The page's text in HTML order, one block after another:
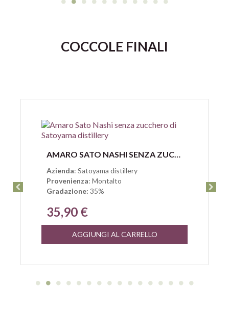
COCCOLE FINALI
Anteprima AMARO SATO NASHI SENZA ZUCCHERO DI SATOYAMA DISTILLERY
Azienda: Satoyama distillery
Provenienza: Montalto
Gradazione: 35%
35,90 €
AGGIUNGI AL CARRELLO